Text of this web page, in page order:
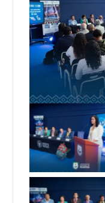
Semana de la
2025